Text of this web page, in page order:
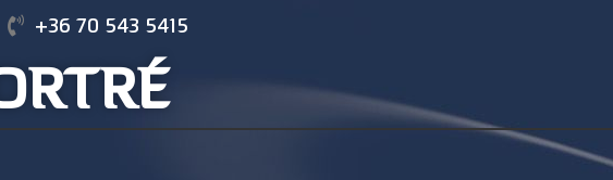
+36 70 543 5415